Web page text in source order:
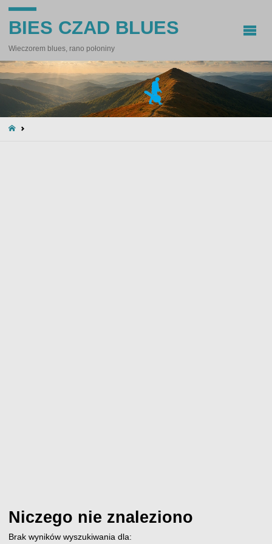
BIES CZAD BLUES
Wieczorem blues, rano połoniny
STRONA
Niczego nie znaleziono
Brak wyników wyszukiwania dla: